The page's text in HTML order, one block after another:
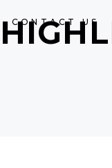
CONTACT US